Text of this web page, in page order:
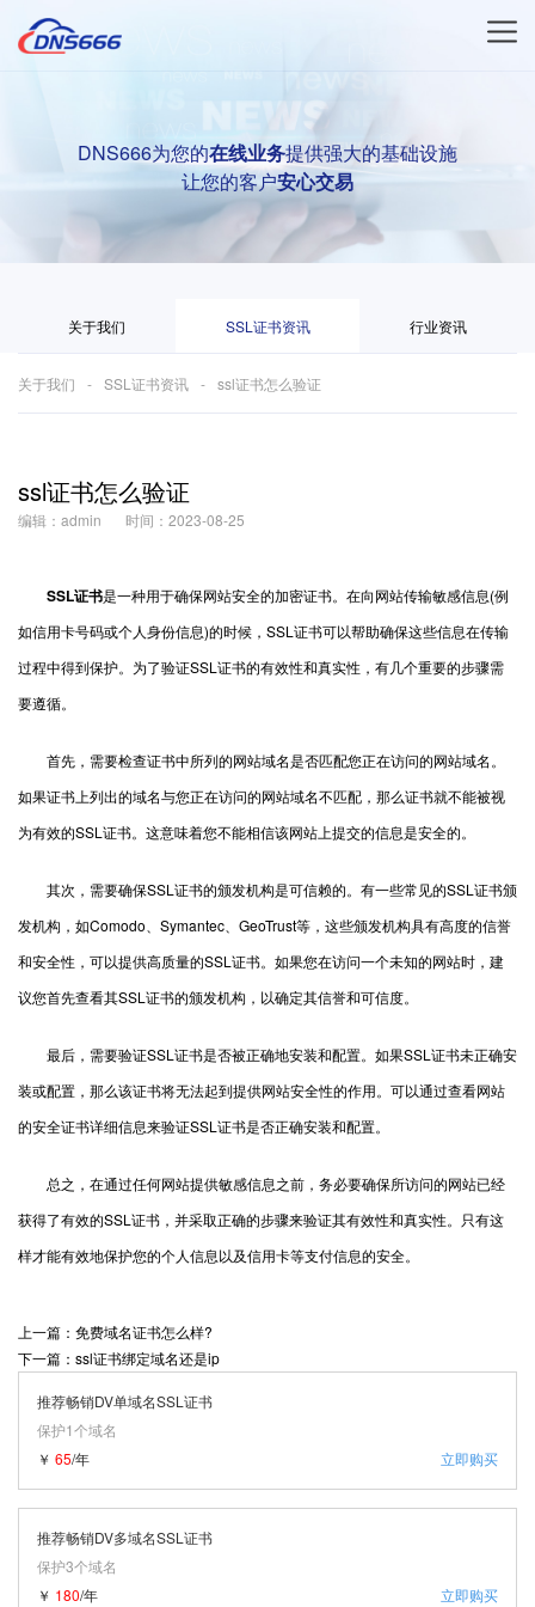
DNS666为您的在线业务提供强大的基础设施
让您的客户安心交易
关于我们 SSL证书资讯 行业资讯
关于我们 SSL证书资讯 ssl证书怎么验证
ssl证书怎么验证
编辑：admin 时间：2023-08-25
SSL证书是一种用于确保网站安全的加密证书。在向网站传输敏感信息(例
如信用卡号码或个人身份信息)的时候，SSL证书可以帮助确保这些信息在传输
过程中得到保护。为了验证SSL证书的有效性和真实性，有几个重要的步骤需
要遵循。
首先，需要检查证书中所列的网站域名是否匹配您正在访问的网站域名。
如果证书上列出的域名与您正在访问的网站域名不匹配，那么证书就不能被视
为有效的SSL证书。这意味着您不能相信该网站上提交的信息是安全的。
其次，需要确保SSL证书的颁发机构是可信赖的。有一些常见的SSL证书颁
发机构，如Comodo、Symantec、GeoTrust等，这些颁发机构具有高度的信誉
和安全性，可以提供高质量的SSL证书。如果您在访问一个未知的网站时，建
议您首先查看其SSL证书的颁发机构，以确定其信誉和可信度。
最后，需要验证SSL证书是否被正确地安装和配置。如果SSL证书未正确安
装或配置，那么该证书将无法起到提供网站安全性的作用。可以通过查看网站
的安全证书详细信息来验证SSL证书是否正确安装和配置。
总之，在通过任何网站提供敏感信息之前，务必要确保所访问的网站已经
获得了有效的SSL证书，并采取正确的步骤来验证其有效性和真实性。只有这
样才能有效地保护您的个人信息以及信用卡等支付信息的安全。
上一篇：免费域名证书怎么样?
下一篇：ssl证书绑定域名还是ip
推荐畅销DV单域名SSL证书
保护1个域名
立即购买
￥ 65/年
推荐畅销DV多域名SSL证书
保护3个域名
立即购买
￥ 180/年